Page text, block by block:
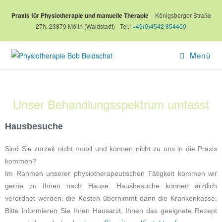
Praxis für Physiotherapie und manuelle Therapie
Königsberger Straße
27h, 23879 Mölln (Waldstadt)
Tel.:+49(0)4542 854400
Menü
Unser Behandlungsspektrum umfasst
Hausbesuche
Sind Sie zurzeit nicht mobil und können nicht zu uns in die Praxis
kommen?
Im Rahmen unserer physiotherapeutischen Tätigkeit kommen wir
gerne zu Ihnen nach Hause. Hausbesuche können ärztlich
verordnet werden, die Kosten übernimmt dann die Krankenkasse.
Bitte informieren Sie Ihren Hausarzt, Ihnen das geeignete Rezept